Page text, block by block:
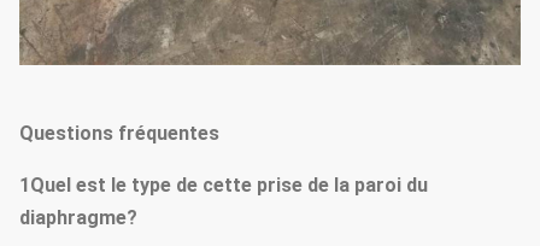
Questions fréquentes
1 Quel est le type de cette prise de la paroi du
diaphragme?